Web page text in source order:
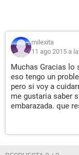
milexita
11 ago 2015 a
Muchas Gracias lo
eso tengo un
pero si voy a
me gustaria saber
embarazada. que